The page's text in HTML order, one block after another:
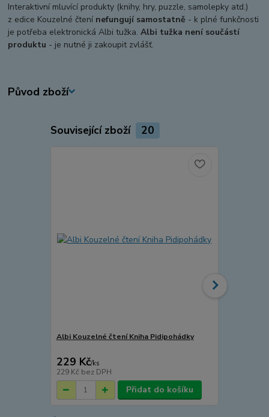
Interaktivní mluvící produkty (knihy, hry, puzzle, samolepky atd.)
z edice Kouzelné čtení nefungují samostatně - k plné funkčnosti
je potřeba elektronická Albi tužka.Albi tužka není součástí
produktu - je nutné ji zakoupit zvlášť.
Původ zboží
Související zboží 20
Albi Kouzelné čtení Kniha Pidipohádky
229 Kč/ks
229 Kč bez DPH
Přidat do košíku